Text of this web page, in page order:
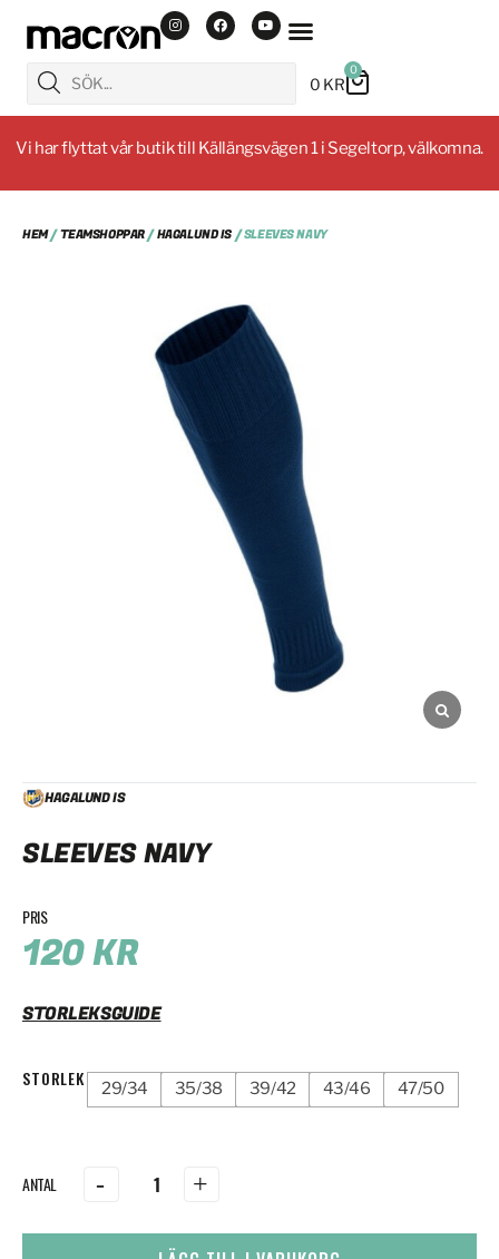
0 KR
0
Vi har flyttat vår butik till Källängsvägen 1 i Segeltorp, välkomna.
HEM/TEAMSHOPPAR/HAGALUND IS/ SLEEVES NAVY
HAGALUND IS
SLEEVES NAVY
120KR
STORLEKSGUIDE
STORLEK 29/34 35/38 39/42 43/46 47/50
- +